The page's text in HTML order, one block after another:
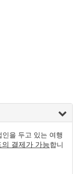
을 두고 있는 여행
결제가 가능합니